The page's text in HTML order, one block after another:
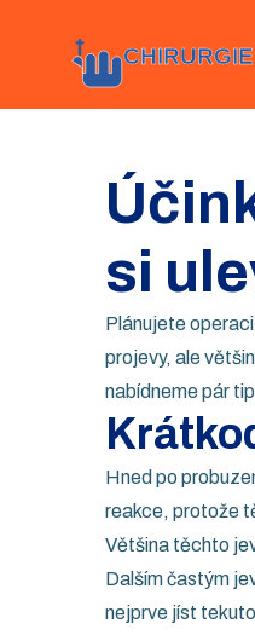
si
Plánujete
projevy, ale
nabídneme pár
Hned po
reakce, protože
Většina těchto
Dalším častým
nejprve jíst